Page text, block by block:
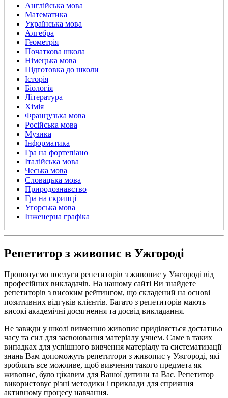
Англійська мова
Математика
Українська мова
Алгебра
Геометрія
Початкова школа
Німецька мова
Підготовка до школи
Історія
Біологія
Література
Хімія
Французька мова
Російська мова
Музика
Інформатика
Гра на фортепіано
Італійська мова
Чеська мова
Словацька мова
Природознавство
Гра на скрипці
Угорська мова
Інженерна графіка
Репетитор з живопис в Ужгороді
Пропонуємо послуги репетиторів з живопис у Ужгороді від
професійних викладачів. На нашому сайті Ви знайдете
репетиторів з високим рейтингом, що складений на основі
позитивних відгуків клієнтів. Багато з репетиторів мають
високі академічні досягнення та досвід викладання.
Не завжди у школі вивченню живопис приділяється достатньо
часу та сил для засвоювання матеріалу учнем. Саме в таких
випадках для успішного вивчення матеріалу та систематизації
знань Вам допоможуть репетитори з живопис у Ужгороді, які
зроблять все можливе, щоб вивчення такого предмета як
живопис, було цікавим для Вашої дитини та Вас. Репетитор
використовує різні методики і приклади для сприяння
активному процесу навчання.